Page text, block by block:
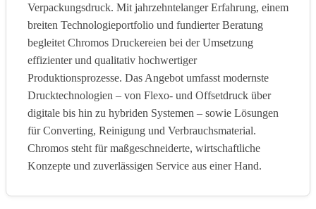
Verpackungsdruck. Mit jahrzehntelanger Erfahrung, einem
breiten Technologieportfolio und fundierter Beratung
begleitet Chromos Druckereien bei der Umsetzung
effizienter und qualitativ hochwertiger
Produktionsprozesse. Das Angebot umfasst modernste
Drucktechnologien – von Flexo- und Offsetdruck über
digitale bis hin zu hybriden Systemen – sowie Lösungen
für Converting, Reinigung und Verbrauchsmaterial.
Chromos steht für maßgeschneiderte, wirtschaftliche
Konzepte und zuverlässigen Service aus einer Hand.